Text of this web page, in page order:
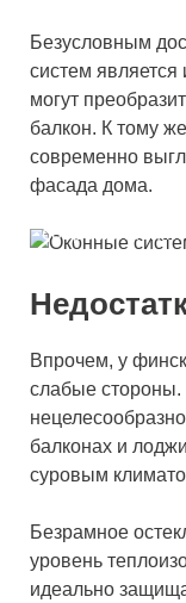
Безусловным
систем является
могут
балкон. К тому
современно
фасада дома.
современной
Впрочем, у
слабые стороны.
балконах и
суровым
Безрамное
уровень
идеально